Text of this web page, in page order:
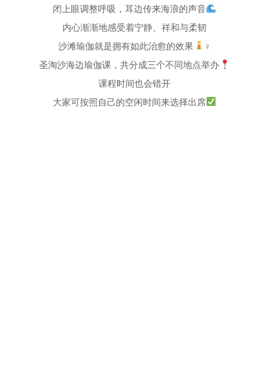
闭上眼调整呼吸，耳边传来海浪的声音
内心渐渐地感受着宁静、祥和与柔韧
沙滩瑜伽就是拥有如此治愈的效果
‍♀
圣淘沙海边瑜伽课，共分成三个不同地点举办
课程时间也会错开
大家可按照自己的空闲时间来选择出席